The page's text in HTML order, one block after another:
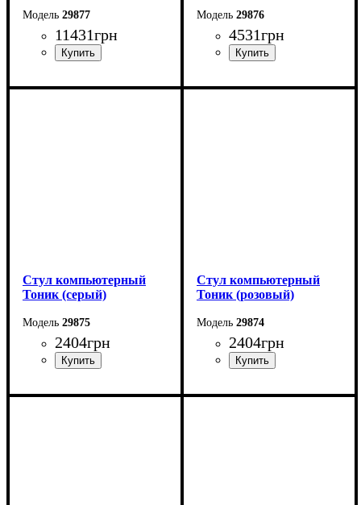
29877
11431грн
29876
4531грн
Стул компьютерный
Тоник (серый)
29875
2404грн
Стул компьютерный
Тоник (розовый)
29874
2404грн